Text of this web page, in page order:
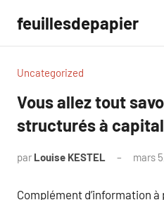
contenu
feuillesdepapier
Uncategorized
Vous allez tout
structurés à
par Louise KESTEL mars
Complément d’information à